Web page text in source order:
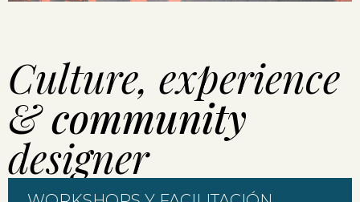
Culture, experience
&community
designer